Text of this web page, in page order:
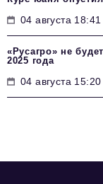
04 августа 18:41
«Русагро» не
2025 года
04 августа 15:20